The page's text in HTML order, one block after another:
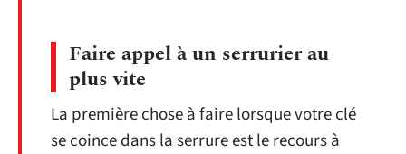
Faire appel à un serrurier au
plus vite
La première chose à faire lorsque votre clé
se coince dans la serrure est le recours à